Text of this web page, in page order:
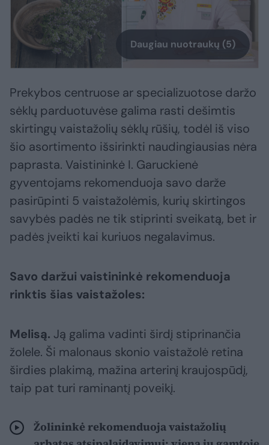
Daugiau nuotraukų (5)
Prekybos centruose ar specializuotose daržo
sėklų parduotuvėse galima rasti dešimtis
skirtingų vaistažolių sėklų rūšių, todėl iš viso
šio asortimento išsirinkti naudingiausias nėra
paprasta. Vaistininkė I. Garuckienė
gyventojams rekomenduoja savo darže
pasirūpinti 5 vaistažolėmis, kurių skirtingos
savybės padės ne tik stiprinti sveikatą, bet ir
padės įveikti kai kuriuos negalavimus.
Savo daržui vaistininkė rekomenduoja
rinktis šias vaistažoles:
Melisą. Ją galima vadinti širdį stiprinančia
žolele. Ši malonaus skonio vaistažolė retina
širdies plakimą, mažina arterinį kraujospūdį,
taip pat turi raminantį poveikį.
Žolininkė rekomenduoja vaistažolių